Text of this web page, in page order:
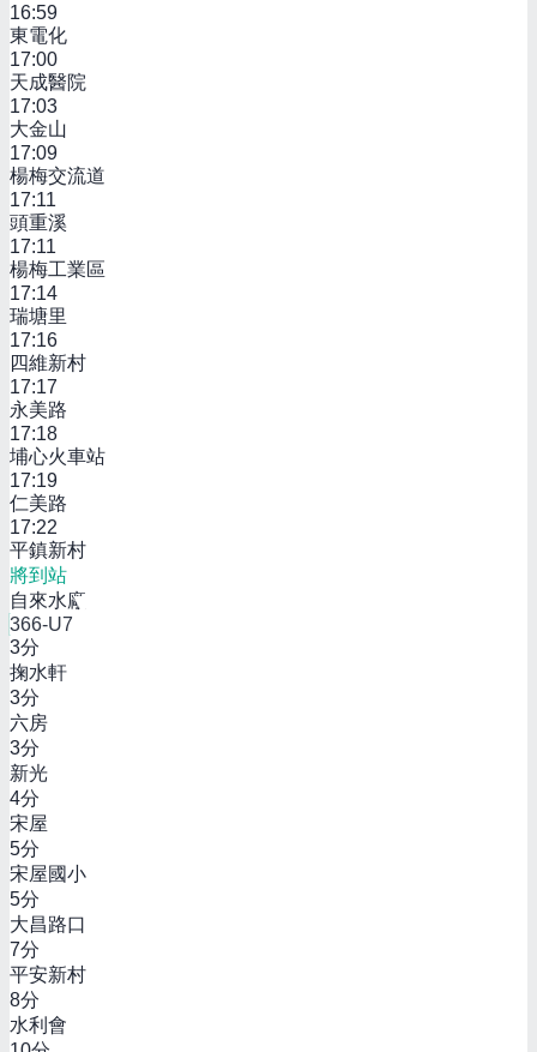
16:59
東電化
17:00
天成醫院
17:03
大金山
17:09
楊梅交流道
17:11
頭重溪
17:11
楊梅工業區
17:14
瑞塘里
17:16
四維新村
17:17
永美路
17:18
埔心火車站
17:19
仁美路
17:22
平鎮新村
將到站
自來水廠
366-U7
3分
掬水軒
3分
六房
3分
新光
4分
宋屋
5分
宋屋國小
5分
大昌路口
7分
平安新村
8分
水利會